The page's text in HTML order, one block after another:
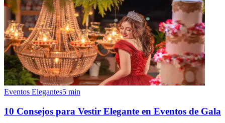
Eventos Elegantes5 min
10 Consejos para Vestir Elegante en Eventos de Gala